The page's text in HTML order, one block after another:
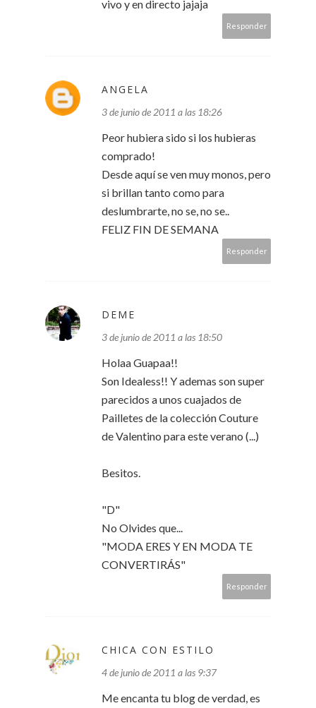
vivo y en directo jajaja
Responder
ANGELA
3 de junio de 2011 a las 18:26
Peor hubiera sido si los hubieras
comprado!
Desde aquí se ven muy monos, pero
si brillan tanto como para
deslumbrarte, no se, no se..
FELIZ FIN DE SEMANA
Responder
DEME
3 de junio de 2011 a las 18:50
Holaa Guapaa!!
Son Idealess!! Y ademas son super
parecidos a unos cuajados de
Pailletes de la colección Couture
de Valentino para este verano (...)
Besitos.
"D"
No Olvides que...
"MODA ERES Y EN MODA TE
CONVERTIRÁS"
Responder
CHICA CON ESTILO
4 de junio de 2011 a las 9:37
Me encanta tu blog de verdad, es